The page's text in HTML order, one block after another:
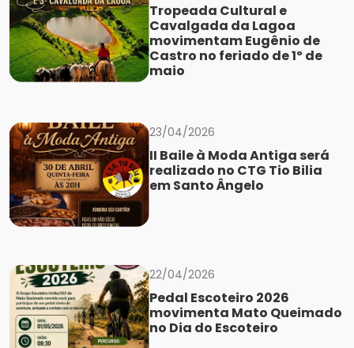
Tropeada Cultural e
Cavalgada da Lagoa
movimentam Eugênio de
Castro no feriado de 1º de
maio
23/04/2026
II Baile à Moda Antiga será
realizado no CTG Tio Bilia
em Santo Ângelo
22/04/2026
Pedal Escoteiro 2026
movimenta Mato Queimado
no Dia do Escoteiro